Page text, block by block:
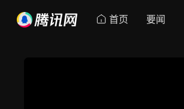
首页 要闻